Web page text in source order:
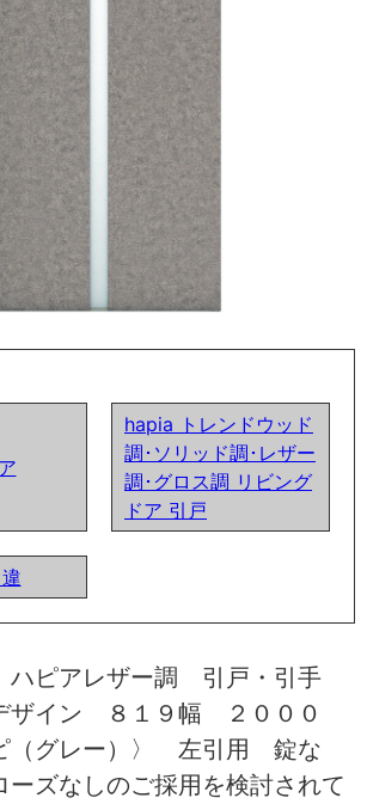
hapia トレンドウッド
調･ソリッド調･レザー
調･グロス調 リビング
ドア 引戸
ピアレザー調 引戸・引手
イン ８１９幅 ２０００
（グレー）〉 左引用 錠な
ズなしのご採用を検討されて